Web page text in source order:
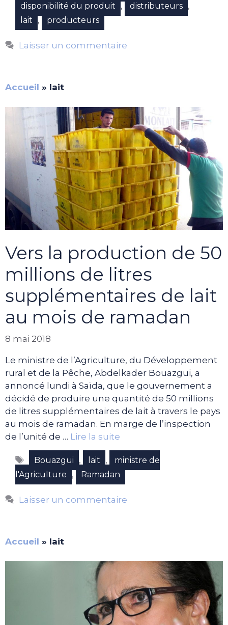
disponibilité du produit , distributeurs ,
lait , producteurs
Laisser un commentaire
Accueil » lait
Vers la production de 50
millions de litres
supplémentaires de lait
au mois de ramadan
8 mai 2018
Le ministre de l’Agriculture, du Développement
rural et de la Pêche, Abdelkader Bouazgui, a
annoncé lundi à Saïda, que le gouvernement a
décidé de produire une quantité de 50 millions
de litres supplémentaires de lait à travers le pays
au mois de ramadan. En marge de l’inspection
de l’unité de … Lire la suite
Étiquettes
Bouazgui , lait ,
ministre de
l'Agriculture
, Ramadan
Laisser un commentaire
Accueil » lait